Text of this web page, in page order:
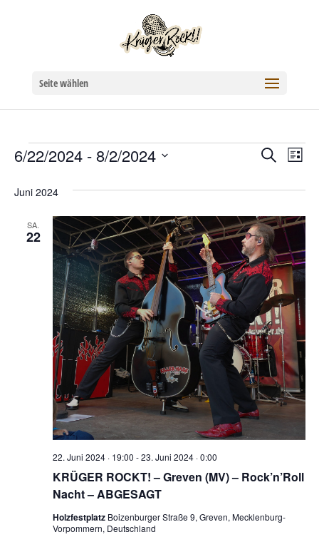
Seite wählen
Veranstaltungen
Suche
und
SucheListe
6/22/2024 - 8/2/2024
wählen.
Juni 2024
SA.
22
KRÜGER ROCKT! – Greven (MV) – Rock’n’Roll
Nacht – ABGESAGT
22. Juni 2024 · 19:00 -23. Juni 2024 · 0:00
Holzfestplatz Boizenburger Straße 9, Greven, Mecklenburg-
Vorpommern, Deutschland